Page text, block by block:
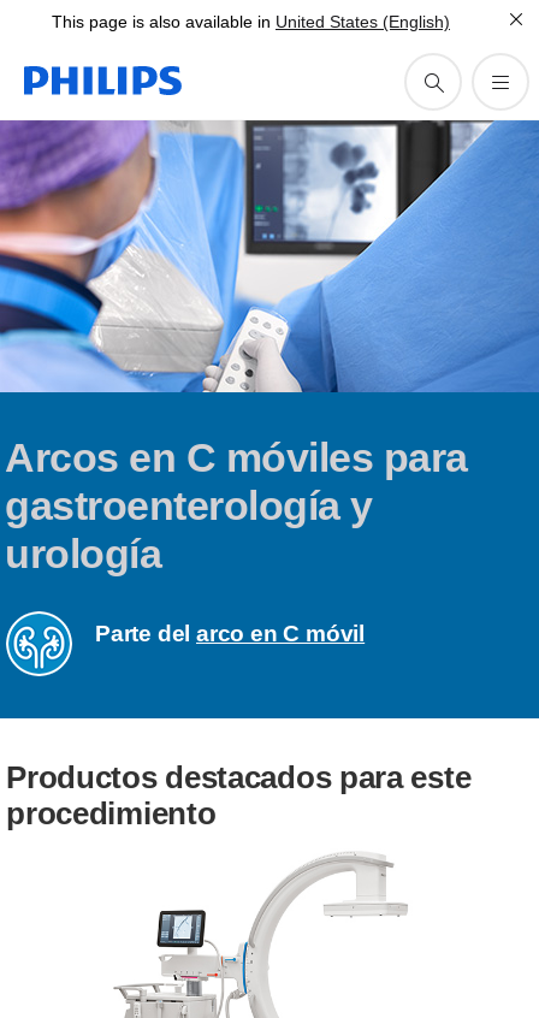
This page is also available in United States (English)
Arcos en C móviles para
gastroenterología y
urología
Parte delarco en C móvil
Productos destacados para este
procedimiento